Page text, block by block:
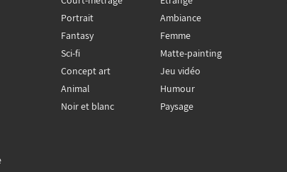
Portrait
Fantasy
Sci-fi
Concept art
Animal
Noir et blanc
Ambiance
Femme
Matte-painting
Jeu vidéo
Humour
Paysage